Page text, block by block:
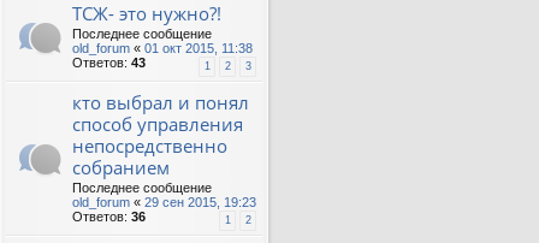
ТСЖ- это нужно?!
Последнее сообщение
old_forum « 01 окт 2015, 11:38
Ответов: 43 1 2 3
кто выбрал и понял
способ управления
непосредственно
собранием
Последнее сообщение
old_forum « 29 сен 2015, 19:23
Ответов: 36 1 2